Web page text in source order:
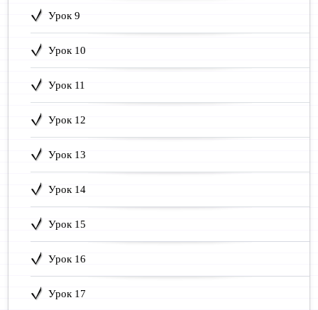
Урок 9
Урок 10
Урок 11
Урок 12
Урок 13
Урок 14
Урок 15
Урок 16
Урок 17